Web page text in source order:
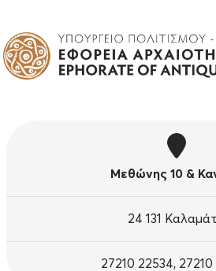
Μεθώνης 10 &
24 131
27210 22534,